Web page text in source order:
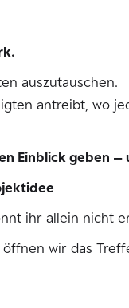
auszutauschen.
antreibt, wo
Einblick geben –
ihr allein nicht
wir das